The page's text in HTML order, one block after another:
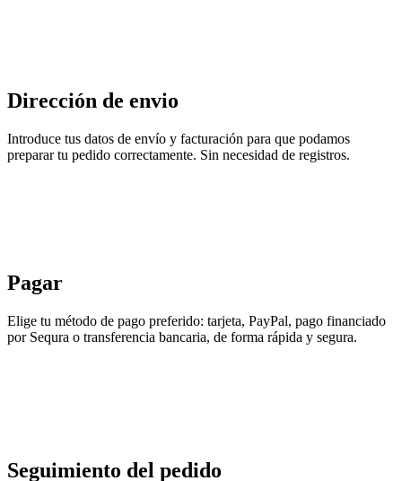
Dirección de envio
Introduce tus datos de envío y facturación para que podamos
preparar tu pedido correctamente. Sin necesidad de registros.
Pagar
Elige tu método de pago preferido: tarjeta, PayPal, pago financiado
por Sequra o transferencia bancaria, de forma rápida y segura.
Seguimiento del pedido